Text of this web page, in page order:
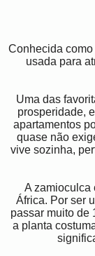
Conhecida
usada para
Uma das
prosperidade,
apartamentos
quase não
vive sozinha,
A zamioculca
África. Por ser
passar muito de
a planta